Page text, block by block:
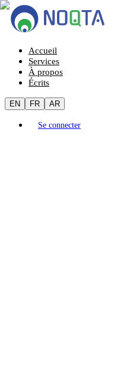
Accueil
Services
À propos
Écrits
EN FR AR
Se connecter